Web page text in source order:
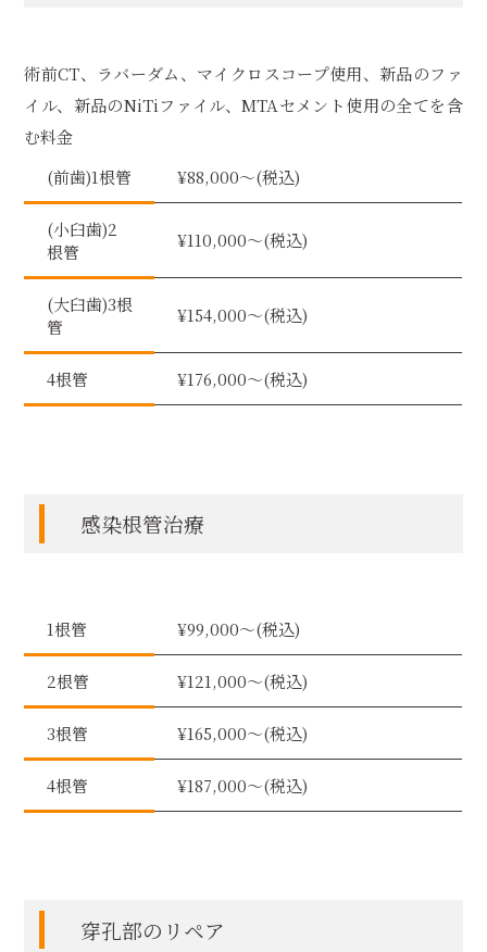
術前CT、ラバーダム、マイクロスコープ使用、新品のファ
イル、新品のNiTiファイル、MTAセメント使用の全てを含
む料金
(前歯)1根管
¥88,000〜(税込)
(小臼歯)2
根管
¥110,000〜(税込)
(大臼歯)3根
管
¥154,000〜(税込)
4根管 ¥176,000〜(税込)
感染根管治療
1根管 ¥99,000〜(税込)
2根管 ¥121,000〜(税込)
3根管 ¥165,000〜(税込)
4根管 ¥187,000〜(税込)
穿孔部のリペア